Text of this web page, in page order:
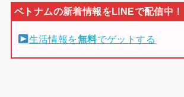
生活情報を無料でゲットする